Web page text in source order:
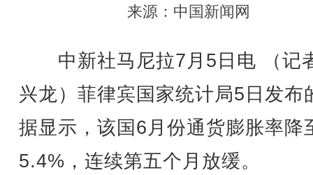
来源：中国新闻网
中新社马尼拉7月5日电 （记
兴龙）菲律宾国家统计局5日发布
据显示，该国6月份通货膨胀率降
5.4%，连续第五个月放缓。